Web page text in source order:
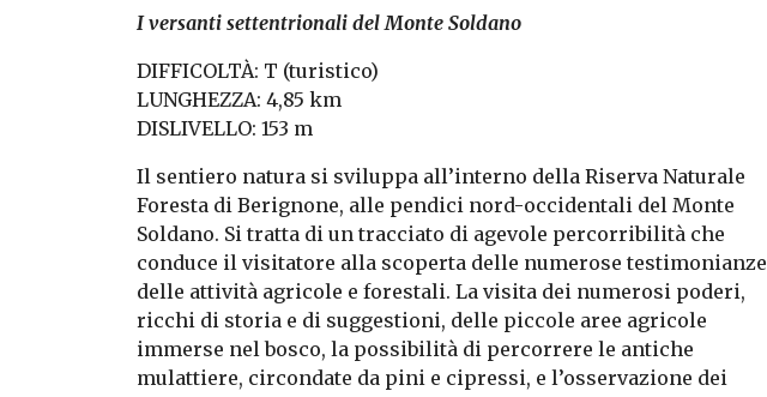
I versanti settentrionali del Monte Soldano
DIFFICOLTÀ: T (turistico)
LUNGHEZZA: 4,85 km
DISLIVELLO: 153 m
Il sentiero natura si sviluppa all’interno della Riserva Naturale
Foresta di Berignone, alle pendici nord-occidentali del Monte
Soldano. Si tratta di un tracciato di agevole percorribilità che
conduce il visitatore alla scoperta delle numerose testimonianze
delle attività agricole e forestali. La visita dei numerosi poderi,
ricchi di storia e di suggestioni, delle piccole aree agricole
immerse nel bosco, la possibilità di percorrere le antiche
mulattiere, circondate da pini e cipressi, e l’osservazione dei